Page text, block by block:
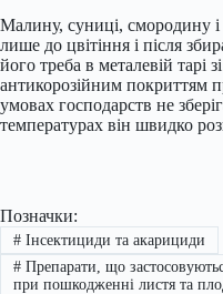
Малину, суниці, смородину
лише до цвітіння і після
його треба в металевій тарі
антикорозійним покриттям
умовах господарств не
температурах він швидко
Позначки:
#Інсектициди та акарициди
#Препарати, що
при пошкодженні листя та